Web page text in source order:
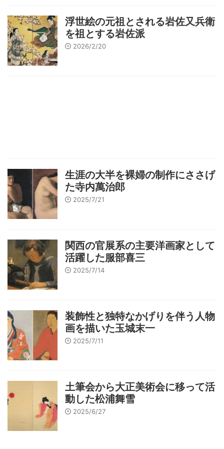
浮世絵の元祖とされる岩佐又兵衛
を祖とする岩佐派
2026/2/20
生涯の大半を裸婦の制作にささげ
た寺内萬治郎
2025/7/21
関西の官展系の主要洋画家として
活躍した服部喜三
2025/7/14
装飾性と独特なかげりを伴う人物
画を描いた玉城末一
2025/7/11
土筆会から大正美術会に移って活
動した松浦舞雪
2025/6/27